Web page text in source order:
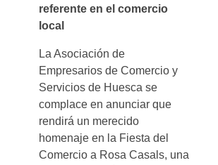
referente en el comercio
local
La Asociación de
Empresarios de Comercio y
Servicios de Huesca se
complace en anunciar que
rendirá un merecido
homenaje en la Fiesta del
Comercio a Rosa Casals, una